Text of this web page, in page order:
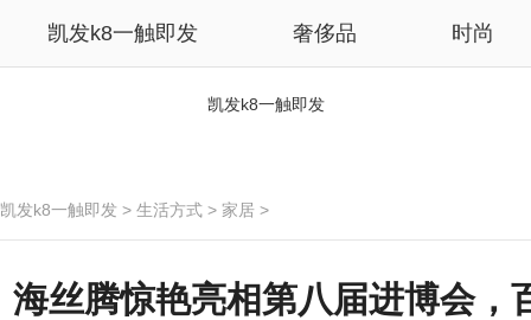
凯发k8一触即发 奢侈品 时尚
凯发k8一触即发
凯发k8一触即发 > 生活方式 > 家居 >
海丝腾惊艳亮相第八届进博会，